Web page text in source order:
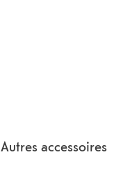
Autres accessoires